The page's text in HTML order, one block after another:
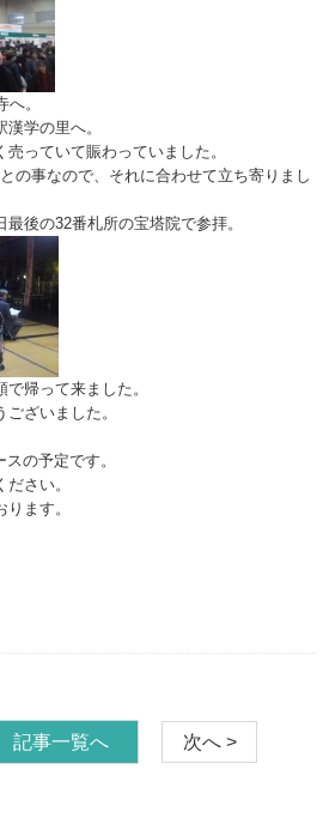
。
学の里へ。
っていて賑わっていました。
の事なので、それに合わせて立ち寄りまし
後の32番札所の宝塔院で参拝。
帰って来ました。
ざいました。
の予定です。
ださい。
ます。
記事一覧へ 次へ >